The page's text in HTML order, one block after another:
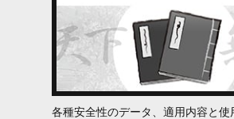
各種安全性のデータ、適用内容と使